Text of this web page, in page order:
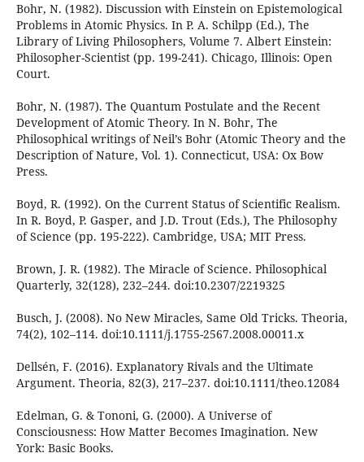
Bohr, N. (1982). Discussion with Einstein on Epistemological
Problems in Atomic Physics. In P. A. Schilpp (Ed.), The
Library of Living Philosophers, Volume 7. Albert Einstein:
Philosopher-Scientist (pp. 199-241). Chicago, Illinois: Open
Court.
Bohr, N. (1987). The Quantum Postulate and the Recent
Development of Atomic Theory. In N. Bohr, The
Philosophical writings of Neil’s Bohr (Atomic Theory and the
Description of Nature, Vol. 1). Connecticut, USA: Ox Bow
Press.
Boyd, R. (1992). On the Current Status of Scientific Realism.
In R. Boyd, P. Gasper, and J.D. Trout (Eds.), The Philosophy
of Science (pp. 195-222). Cambridge, USA; MIT Press.
Brown, J. R. (1982). The Miracle of Science. Philosophical
Quarterly, 32(128), 232–244. doi:10.2307/2219325
Busch, J. (2008). No New Miracles, Same Old Tricks. Theoria,
74(2), 102–114. doi:10.1111/j.1755-2567.2008.00011.x
Dellsén, F. (2016). Explanatory Rivals and the Ultimate
Argument. Theoria, 82(3), 217–237. doi:10.1111/theo.12084
Edelman, G. & Tononi, G. (2000). A Universe of
Consciousness: How Matter Becomes Imagination. New
York: Basic Books.